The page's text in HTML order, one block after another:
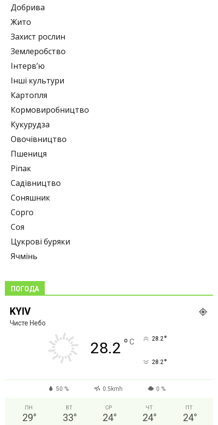
Добрива
Жито
Захист рослин
Землеробство
Інтерв’ю
Інші культури
Картопля
Кормовиробництво
Кукурудза
Овочівництво
Пшениця
Ріпак
Садівництво
Соняшник
Сорго
Соя
Цукрові буряки
Ячмінь
ПОГОДА
KYIV
Чисте Небо
28.2 ° C 28.2 °
28.2 °
50 % 0.5kmh 0 %
ПН
29°
ВТ
33°
СР
24°
ЧТ
24°
ПТ
24°